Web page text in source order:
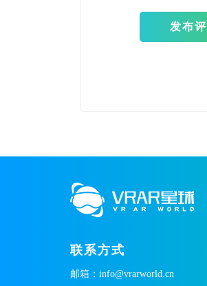
发布
联系方式
邮箱：info@vrarworld.cn